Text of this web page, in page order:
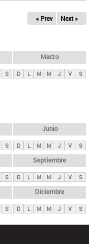
« Prev Next »
S
Marzo
D L M M J V S
S
Junio
D L M M J V S
S
Septiembre
D L M M J V S
S
Diciembre
D L M M J V S